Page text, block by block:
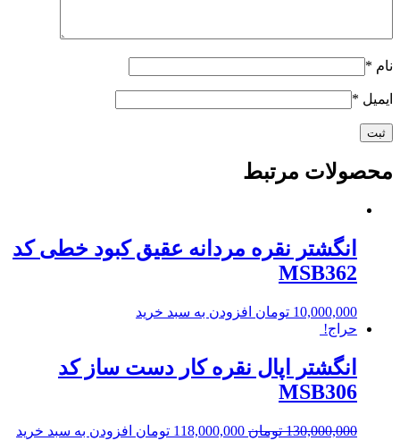
نام *
ایمیل *
محصولات مرتبط
انگشتر نقره مردانه عقیق کبود خطی کد
MSB362
10,000,000 تومان افزودن به سبد خرید
حراج!
انگشتر اپال نقره کار دست ساز کد
MSB306
130,000,000 تومان 118,000,000 تومان افزودن به سبد خرید